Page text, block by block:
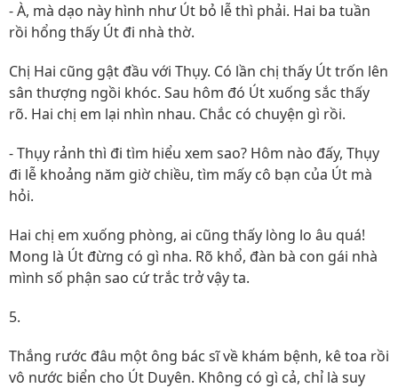
- À, mà dạo này hình như Út bỏ lễ thì phải. Hai ba tuần
rồi hổng thấy Út đi nhà thờ.
Chị Hai cũng gật đầu với Thụy. Có lần chị thấy Út trốn lên
sân thượng ngồi khóc. Sau hôm đó Út xuống sắc thấy
rõ. Hai chị em lại nhìn nhau. Chắc có chuyện gì rồi.
- Thụy rảnh thì đi tìm hiểu xem sao? Hôm nào đấy, Thụy
đi lễ khoảng năm giờ chiều, tìm mấy cô bạn của Út mà
hỏi.
Hai chị em xuống phòng, ai cũng thấy lòng lo âu quá!
Mong là Út đừng có gì nha. Rõ khổ, đàn bà con gái nhà
mình số phận sao cứ trắc trở vậy ta.
5.
Thắng rước đâu một ông bác sĩ về khám bệnh, kê toa rồi
vô nước biển cho Út Duyên. Không có gì cả, chỉ là suy